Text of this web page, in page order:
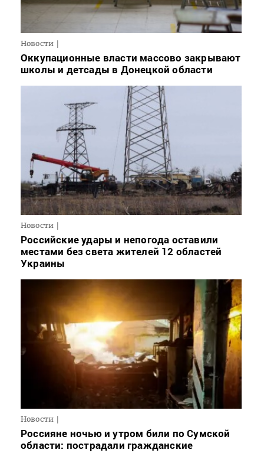
Новости
Оккупационные власти массово закрывают
школы и детсады в Донецкой области
Новости
Российские удары и непогода оставили
местами без света жителей 12 областей
Украины
Новости
Россияне ночью и утром били по Сумской
области: пострадали гражданские